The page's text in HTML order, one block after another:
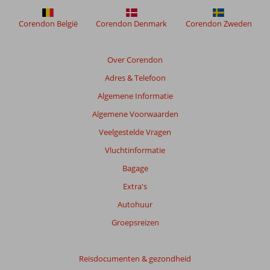
Over Corendon
Adres & Telefoon
Algemene Informatie
Algemene Voorwaarden
Veelgestelde Vragen
Vluchtinformatie
Bagage
Extra's
Autohuur
Groepsreizen
Reisdocumenten & gezondheid
Corendon België Corendon Denmark Corendon Zweden